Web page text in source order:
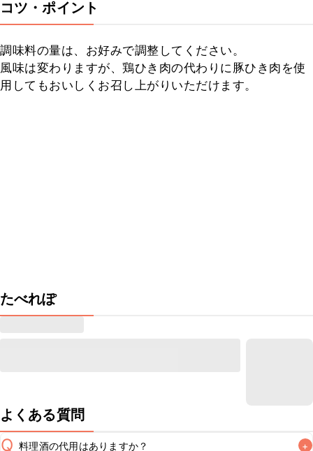
コツ・ポイント
調味料の量は、お好みで調整してください。
風味は変わりますが、鶏ひき肉の代わりに豚ひき肉を使
用してもおいしくお召し上がりいただけます。
たべれぽ
よくある質問
Q 料理酒の代用はありますか？ +